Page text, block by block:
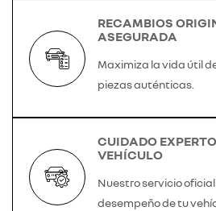
RECAMBIOS
ASEGURADA
Maximiza la vida útil
piezas auténticas.
CUIDADO
VEHÍCULO
Nuestro servicio
desempeño de tu